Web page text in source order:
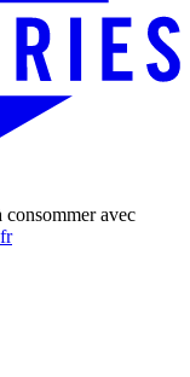
consommer avec